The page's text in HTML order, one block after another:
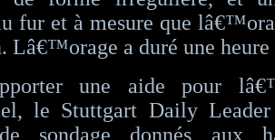
fur et à mesure que
Lâ€™orage a duré une
une aide pour
le Stuttgart Daily
sondage donnés aux